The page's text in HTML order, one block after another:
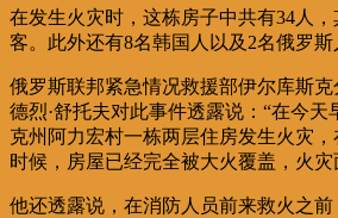
在发生火灾时，这栋房子中共有34人
客。此外还有8名韩国人以及2名俄罗斯
俄罗斯联邦紧急情况救援部伊尔库斯
德烈·舒托夫对此事件透露说：“在今天
克州阿力宏村一栋两层住房发生火灾
时候，房屋已经完全被大火覆盖，火灾
他还透露说，在消防人员前来救火之